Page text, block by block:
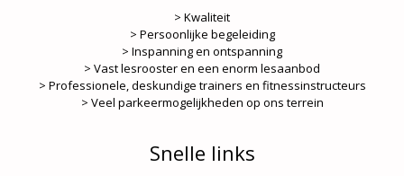
> Kwaliteit
> Persoonlijke begeleiding
> Inspanning en ontspanning
> Vast lesrooster en een enorm lesaanbod
> Professionele, deskundige trainers en fitnessinstructeurs
> Veel parkeermogelijkheden op ons terrein
Snelle links